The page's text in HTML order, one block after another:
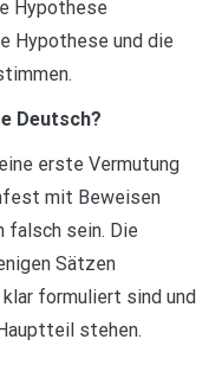
Hypothese
Hypothese und die
Deutsch?
erste Vermutung
mit Beweisen
falsch sein. Die
Sätzen
formuliert sind und
stehen.